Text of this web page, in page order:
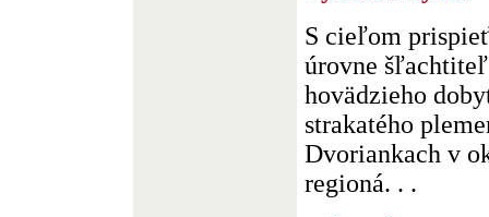
S cieľom
úrovne
hovädzieho
strakatého
Dvoriankach v
regioná. . .